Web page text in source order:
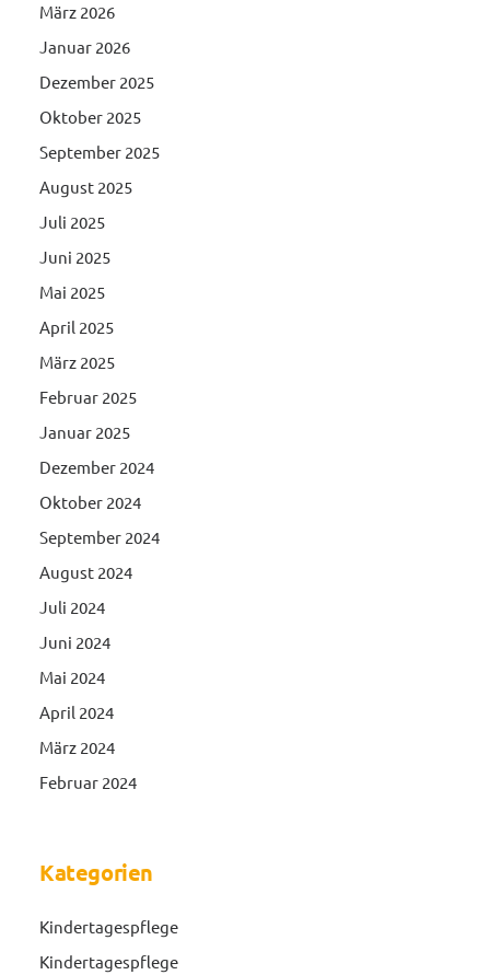
März 2026
Januar 2026
Dezember 2025
Oktober 2025
September 2025
August 2025
Juli 2025
Juni 2025
Mai 2025
April 2025
März 2025
Februar 2025
Januar 2025
Dezember 2024
Oktober 2024
September 2024
August 2024
Juli 2024
Juni 2024
Mai 2024
April 2024
März 2024
Februar 2024
Kategorien
Kindertagespflege
Kindertagespflege